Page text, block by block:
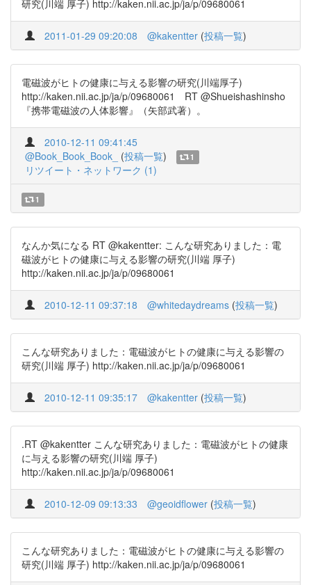
研究(川端 厚子) http://kaken.nii.ac.jp/ja/p/09680061
2011-01-29 09:20:08 @kakentter (投稿一覧)
電磁波がヒトの健康に与える影響の研究(川端厚子)
http://kaken.nii.ac.jp/ja/p/09680061 RT @Shueishashinsho
『携帯電磁波の人体影響』（矢部武著）。
2010-12-11 09:41:45
@Book_Book_Book_
(投稿一覧) 1
リツイート・ネットワーク (1)
1
なんか気になる RT @kakentter: こんな研究ありました：電
磁波がヒトの健康に与える影響の研究(川端 厚子)
http://kaken.nii.ac.jp/ja/p/09680061
2010-12-11 09:37:18 @whitedaydreams (投稿一覧)
こんな研究ありました：電磁波がヒトの健康に与える影響の
研究(川端 厚子) http://kaken.nii.ac.jp/ja/p/09680061
2010-12-11 09:35:17 @kakentter (投稿一覧)
.RT @kakentter こんな研究ありました：電磁波がヒトの健康
に与える影響の研究(川端 厚子)
http://kaken.nii.ac.jp/ja/p/09680061
2010-12-09 09:13:33 @geoidflower (投稿一覧)
こんな研究ありました：電磁波がヒトの健康に与える影響の
研究(川端 厚子) http://kaken.nii.ac.jp/ja/p/09680061